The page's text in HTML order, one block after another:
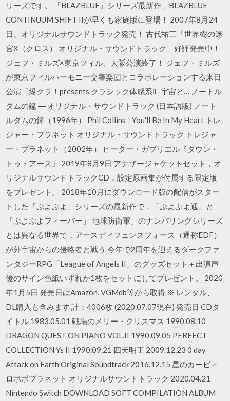
リーズです。 「BLAZBLUE」シリーズ最新作、BLAZBLUE
CONTINUUM SHIFT IIが早くも家庭版に登場！ 2007年8月24
日、オリジナルサウンドトラック発売！ 古代祐三「世界樹の迷
宮X（クロス） オリジナル・サウンドトラック」好評発売中！
ジェフ・ミルズ×東京フィル、大阪公演終了！ ジェフ・ミルズ
が東京フィルハーモニー交響楽団とコラボレーションする来日
公演「爆クラ！presents クラシック体感系Ⅱ -宇宙と… ノートル
ダムの鐘 ― オリジナル・サウンドトラック (日本語版) ノート
ルダムの鐘（1996年） Phil Collins - You'll Be In My Heart トレ
ジャー・プラネット オリジナル・サウンドトラック トレジャ
ー・プラネット（2002年） ピーター・ガブリエル『ダウン・
トゥ・アース』 2019年8月9日 アナザージャケットセット，オ
リジナルサウンドトラックCD，設定原画集が付属する限定版
をプレゼント。 2018年10月にダウンロード版の配信がスター
トした「ぷよぷよ」シリーズの最新作で，「ぷよぷよ通」と
「ぷよぷよフィーバー」 地球防衛軍」のナンバリングシリーズ
とは異なる世界で，アースディフェンスフォース（通称EDF）
が外宇宙からの侵略者と戦う 今年で2周年を迎えるダークファ
ンタジーRPG「League of Angels II」のグッズセット＋出演声
優のサイン色紙いずれか1枚をセットにしてプレゼント。 2020
年1月5日 発売日はAmazon, VGMdb等から取得 ※ レンタル、
DL購入も含みます 計：4006枚 (2020.07.07現在) 発売日 CDタ
イトル 1983.05.01 戦場のメリー・クリスマス 1990.08.10
DRAGON QUEST ON PIANO VOL.II 1990.09.05 PERFECT
COLLECTION Ys II 1990.09.21 四天明王 2009.12.23 0 day
Attack on Earth Original Soundtrack 2016.12.15 星のカービィ
ロボボプラネット オリジナルサウンドトラック 2020.04.21
Nintendo Switch DOWNLOAD SOFT COMPILATION ALBUM